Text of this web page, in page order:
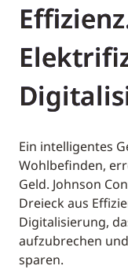
Ein intelligentes
Wohlbefinden,
Geld. Johnson
Dreieck aus
Digitalisierung,
aufzubrechen
sparen.